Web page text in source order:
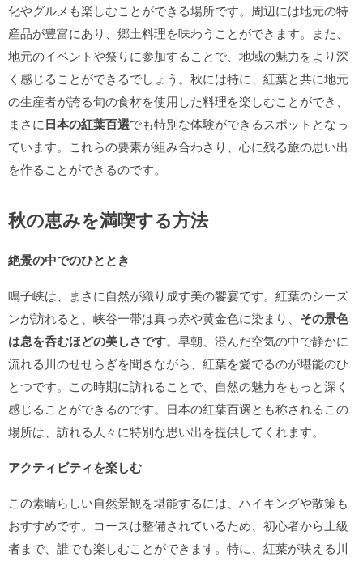
化やグルメも楽しむことができる場所です。周辺には地元の特
産品が豊富にあり、郷土料理を味わうことができます。また、
地元のイベントや祭りに参加することで、地域の魅力をより深
く感じることができるでしょう。秋には特に、紅葉と共に地元
の生産者が誇る旬の食材を使用した料理を楽しむことができ、
まさに日本の紅葉百選でも特別な体験ができるスポットとなっ
ています。これらの要素が組み合わさり、心に残る旅の思い出
を作ることができるのです。
秋の恵みを満喫する方法
絶景の中でのひととき
鳴子峡は、まさに自然が織り成す美の饗宴です。紅葉のシーズ
ンが訪れると、峡谷一帯は真っ赤や黄金色に染まり、 その景色
は息を呑むほどの美しさです。早朝、澄んだ空気の中で静かに
流れる川のせせらぎを聞きながら、紅葉を愛でるのが堪能のひ
とつです。この時期に訪れることで、自然の魅力をもっと深く
感じることができるのです。日本の紅葉百選とも称されるこの
場所は、訪れる人々に特別な思い出を提供してくれます。
アクティビティを楽しむ
この素晴らしい自然景観を堪能するには、ハイキングや散策も
おすすめです。コースは整備されているため、初心者から上級
者まで、誰でも楽しむことができます。特に、紅葉が映える川